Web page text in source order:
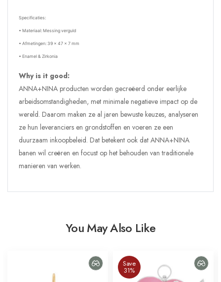
Specificaties:
• Materiaal: Messing verguld
• Afmetingen: 39 x 47 x 7 mm
• Enamel & Zirkonia
Why is it good:
ANNA+NINA producten worden gecreëerd onder eerlijke
arbeidsomstandigheden, met minimale negatieve impact op de
wereld. Daarom maken ze al jaren bewuste keuzes, analyseren
ze hun leveranciers en grondstoffen en voeren ze een
duurzaam inkoopbeleid. Dat betekent ook dat ANNA+NINA
banen wil creëren en focust op het behouden van traditionele
manieren van werken.
You May Also Like
Save
31%